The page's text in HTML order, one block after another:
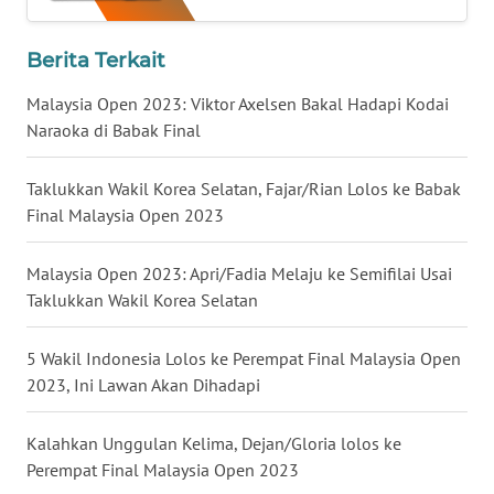
Berita Terkait
Malaysia Open 2023: Viktor Axelsen Bakal Hadapi Kodai
Naraoka di Babak Final
Taklukkan Wakil Korea Selatan, Fajar/Rian Lolos ke Babak
Final Malaysia Open 2023
Malaysia Open 2023: Apri/Fadia Melaju ke Semifilai Usai
Taklukkan Wakil Korea Selatan
5 Wakil Indonesia Lolos ke Perempat Final Malaysia Open
2023, Ini Lawan Akan Dihadapi
Kalahkan Unggulan Kelima, Dejan/Gloria lolos ke
Perempat Final Malaysia Open 2023
BABEL
WN
SUMBAR
WN
SUMSEL
WN
BENGKULU
WN
LAMPUNG
WN
JATENG